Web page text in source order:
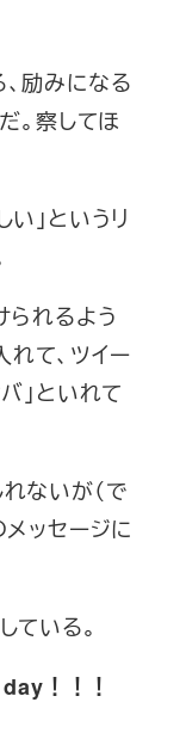
励みになる
。察してほ
」というリ
られるよう
れて、ツイー
」といれて
ないが（で
ッセージに
ている。
！！！